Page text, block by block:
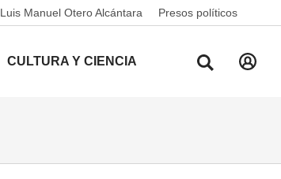
Luis Manuel Otero Alcántara Presos políticos
CULTURA Y CIENCIA